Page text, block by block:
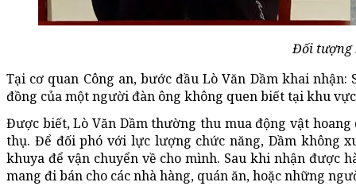
Đối tượng
Tại cơ quan Công an, bước đầu Lò Văn Dầm khai
đồng của một người đàn ông không quen biết tại khu
Được biết, Lò Văn Dầm thường thu mua động vật
thụ. Để đối phó với lực lượng chức năng, Dầm không
khuya để vận chuyển về cho mình. Sau khi nhận được
mang đi bán cho các nhà hàng, quán ăn, hoặc những